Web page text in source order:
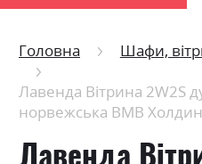
Головна Шафи,
Лавенда Вітрина 2W2S
норвежська ВМВ
Лавенда